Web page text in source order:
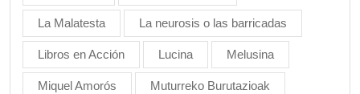
La Malatesta La neurosis o las barricadas
Libros en Acción Lucina Melusina
Miquel Amorós Muturreko Burutazioak